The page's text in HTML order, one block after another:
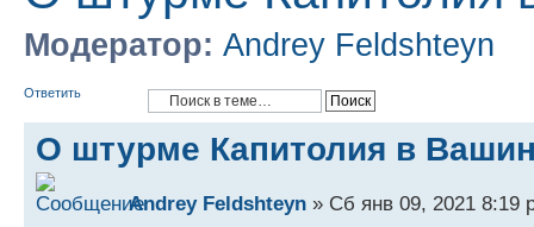
Модератор: Andrey Feldshteyn
Ответить
О штурме Капитолия в
Andrey Feldshteyn » Сб янв 09, 2021 8:19